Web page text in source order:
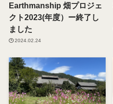
Earthmanship 畑プロジェ
クト2023(年度）ー終了し
ました
2024.02.24